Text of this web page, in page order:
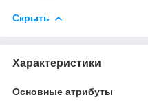
Скрыть
Характеристики
Основные атрибуты